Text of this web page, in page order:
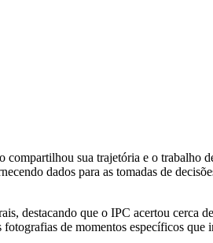
sua trajetória e o trabalho
dados para as tomadas de
destacando que o IPC acertou cerca
de momentos específicos que